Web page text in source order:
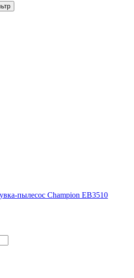
пылесос Champion EB3510